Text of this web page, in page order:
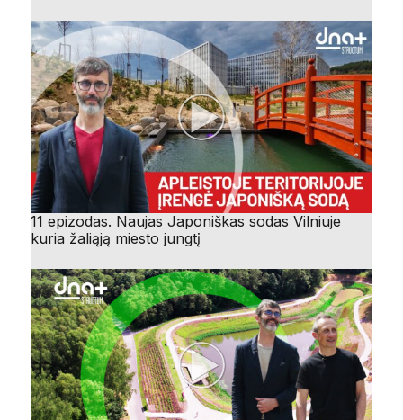
11 epizodas. Naujas Japoniškas sodas Vilniuje
kuria žaliąją miesto jungtį